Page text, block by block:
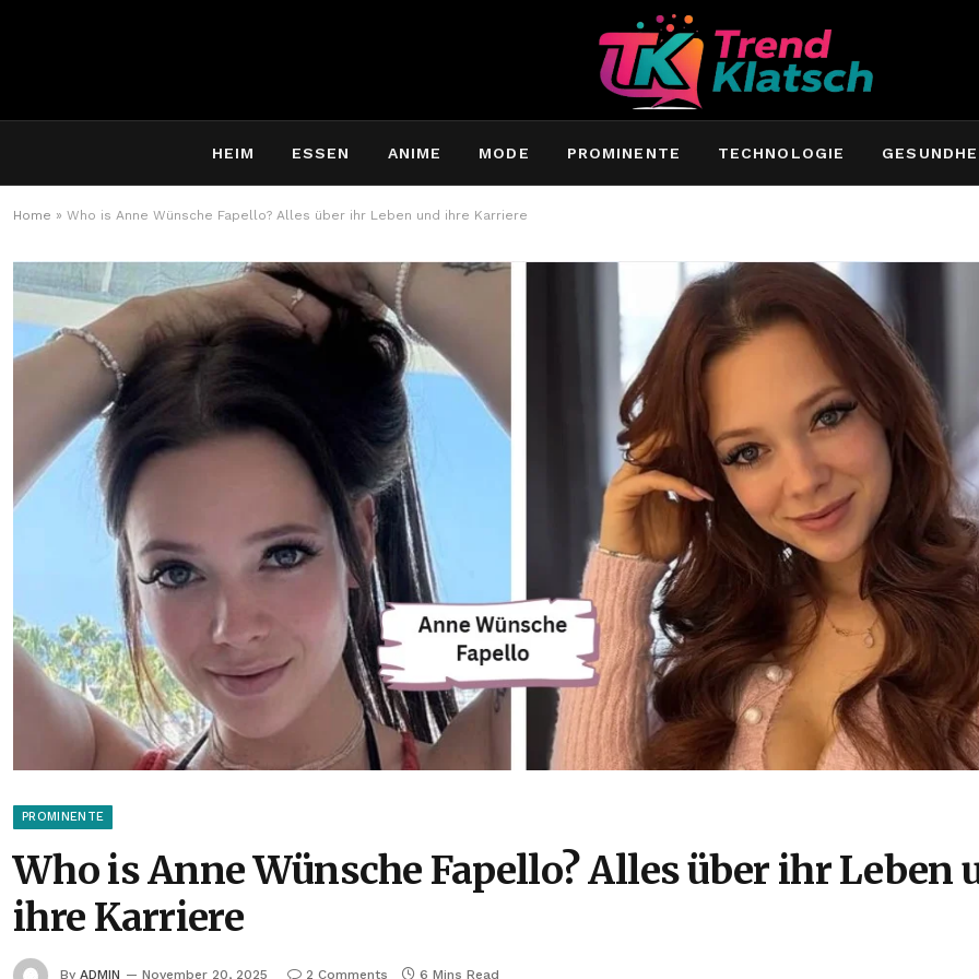
HEIM ESSEN ANIME MODE PROMINENTE TECHNOLOGIE
Home » Who is Anne Wünsche Fapello? Alles über ihr Leben und ihre Karriere
PROMINENTE
Who is Anne Wünsche Fapello? Alles über ihr Leben
ihre Karriere
By ADMIN November 20, 2025 2 Comments 6 Mins Read